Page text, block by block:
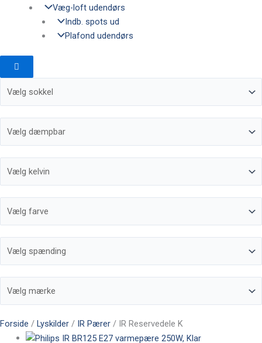
Væg-loft udendørs
Indb. spots ud
Plafond udendørs
Forside / Lyskilder / IR Pærer / IR Reservedele K